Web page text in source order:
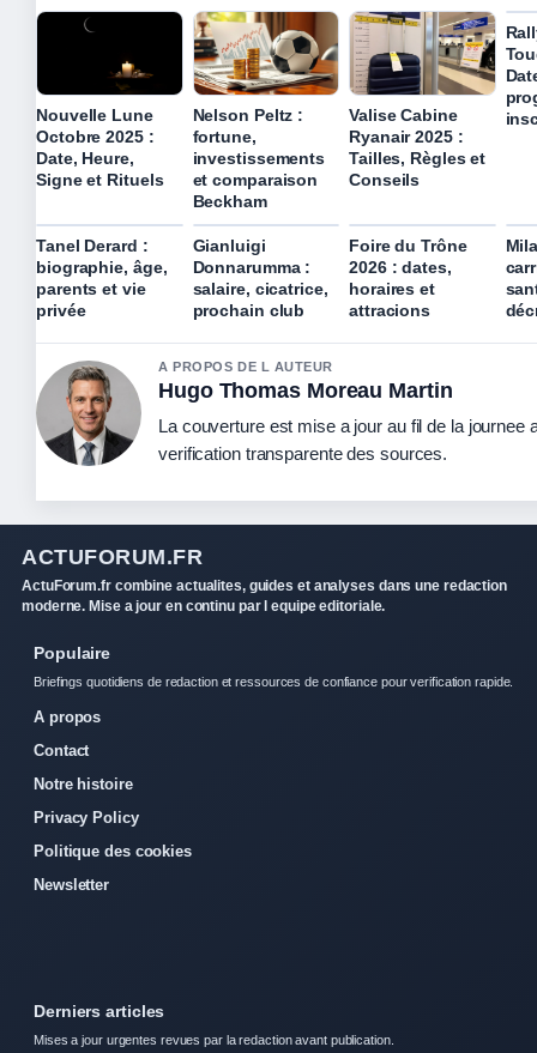
Nouvelle Lune
Octobre 2025 :
Date, Heure,
Signe et Rituels
Nelson Peltz :
fortune,
investissements
et comparaison
Beckham
Valise Cabine
Ryanair 2025 :
Tailles, Règles et
Conseils
Tanel Derard :
biographie, âge,
parents et vie
privée
Gianluigi
Donnarumma :
salaire, cicatrice,
prochain club
Foire du Trône
2026 : dates,
horaires et
attracions
A PROPOS DE L AUTEUR
Hugo Thomas Moreau Martin
La couverture est mise a jour au fil de la journee
verification transparente des sources.
ACTUFORUM.FR
ActuForum.fr combine actualites, guides et analyses dans une redaction
moderne. Mise a jour en continu par l equipe editoriale.
Populaire
Briefings quotidiens de redaction et ressources de confiance pour verification rapide.
A propos
Contact
Notre histoire
Privacy Policy
Politique des cookies
Newsletter
Derniers articles
Mises a jour urgentes revues par la redaction avant publication.